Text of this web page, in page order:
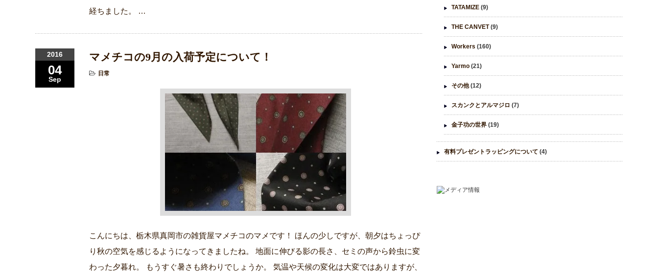
経ちました。 …
2016
04
Sep
マメチコの9月の入荷予定について！
日常
こんにちは、栃木県真岡市の雑貨屋マメチコのマメです！ ほんの少しですが、朝夕はちょっぴ
り秋の空気を感じるようになってきましたね。 地面に伸びる影の長さ、セミの声から鈴虫に変
わった夕暮れ。 もうすぐ暑さも終わりでしょうか。 気温や天候の変化は大変ではありますが、
TATAMIZE (9)
THE CANVET(9)
Workers (160)
Yarmo (21)
その他(12)
スカンクとアルマジロ (7)
金子功の世界 (19)
有料プレゼントラッピングについて (4)